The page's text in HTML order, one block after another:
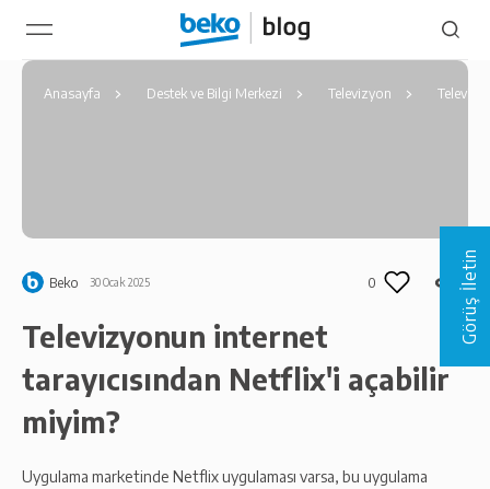
Anasayfa Destek ve Bilgi Merkezi Televizyon
Beko 30 Ocak 2025 0
Televizyonun internet
tarayıcısından Netflix'i açabilir
miyim?
Uygulama marketinde Netflix uygulaması varsa, bu uygulama
Görüş İletin